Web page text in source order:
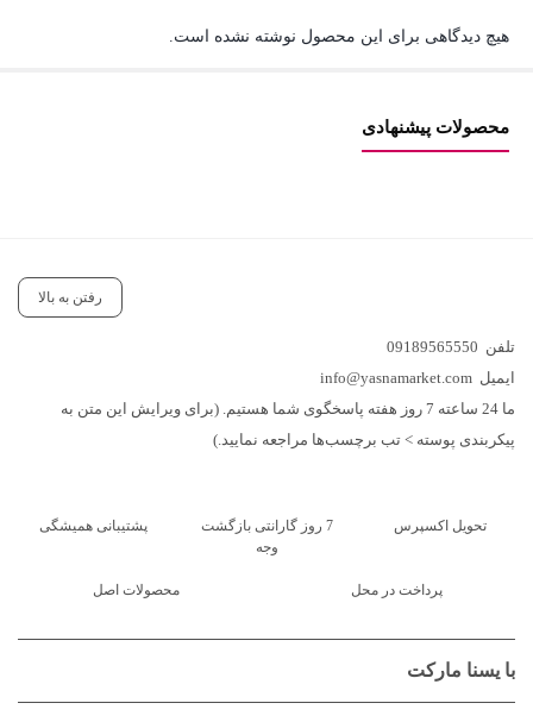
هیچ دیدگاهی برای این محصول نوشته نشده است.
محصولات پیشنهادی
رفتن به بالا
تلفن 09189565550
ایمیل info@yasnamarket.com
ما 24 ساعته 7 روز هفته پاسخگوی شما هستیم. (برای ویرایش این متن به
پیکربندی پوسته > تب برچسب‌ها مراجعه نمایید.)
تحویل اکسپرس
7 روز گارانتی بازگشت
وجه
پشتیبانی همیشگی
پرداخت در محل محصولات اصل
با یسنا مارکت